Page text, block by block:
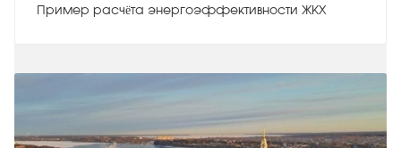
Пример расчёта энергоэффективности ЖКХ